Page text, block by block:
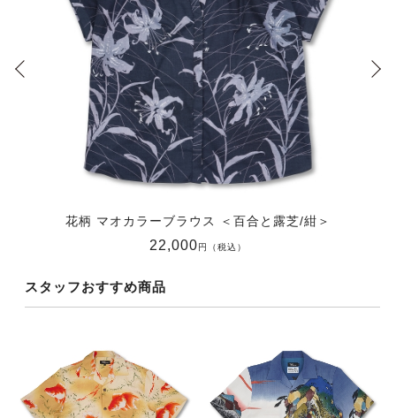
花柄 マオカラーブラウス ＜百合と露芝/紺＞
22,000円（税込）
スタッフおすすめ商品